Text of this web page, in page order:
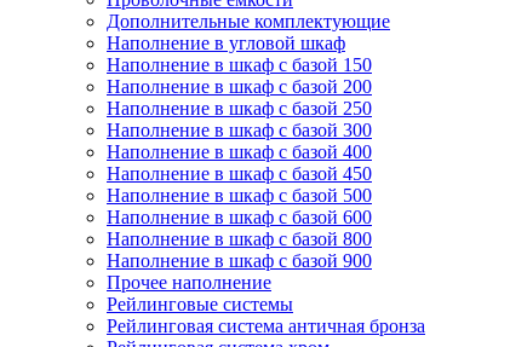
Дополнительные комплектующие
Наполнение в угловой шкаф
Наполнение в шкаф с базой 150
Наполнение в шкаф с базой 200
Наполнение в шкаф с базой 250
Наполнение в шкаф с базой 300
Наполнение в шкаф с базой 400
Наполнение в шкаф с базой 450
Наполнение в шкаф с базой 500
Наполнение в шкаф с базой 600
Наполнение в шкаф с базой 800
Наполнение в шкаф с базой 900
Прочее наполнение
Рейлинговые системы
Рейлинговая система античная бронза